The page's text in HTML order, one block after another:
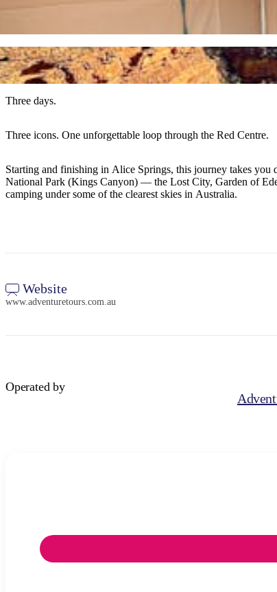
Three days.
Three icons. One unforgettable loop through the Red Centre.
Starting and finishing in Alice Springs, this journey takes you
National Park (Kings Canyon) — the Lost City, Garden of
camping under some of the clearest skies in Australia.
Website
www.adventuretours.com.au
Operated by